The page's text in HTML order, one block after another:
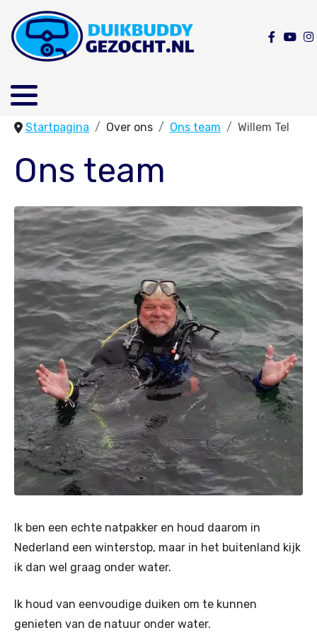
Startpagina Over ons Ons team Willem Tel
Ons team
Ik ben een echte natpakker en houd daarom in
Nederland een winterstop, maar in het buitenland kijk
ik dan wel graag onder water.
Ik houd van eenvoudige duiken om te kunnen
genieten van de natuur onder water.